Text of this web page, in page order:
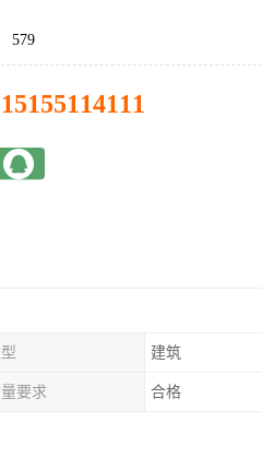
579
15155114111
建筑
要求 合格